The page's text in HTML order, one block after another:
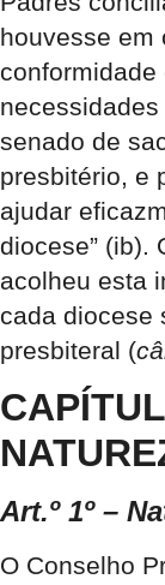
houvesse em
senado de
presbitério, e
ajudar
diocese” (ib).
acolheu esta
cada diocese
presbiteral (
Art.º 1º –
O Conselho